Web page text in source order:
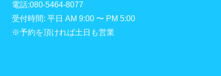
電話:080-5464-8077
受付時間: 平日 AM 9:00 〜 PM 5:00
※予約を頂ければ土日も営業